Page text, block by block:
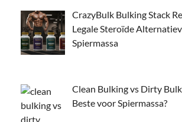
CrazyBulk Bulking Stack
Legale Steroïde
Spiermassa
Clean Bulking vs Dirty
Beste voor Spiermassa?